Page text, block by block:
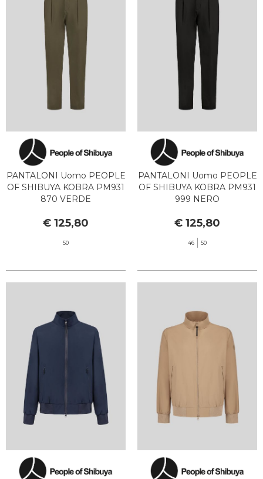
PANTALONI Uomo PEOPLE
OF SHIBUYA KOBRA PM931
870 VERDE
€ 125,80
50
PANTALONI Uomo PEOPLE
OF SHIBUYA KOBRA PM931
999 NERO
€ 125,80
46 50